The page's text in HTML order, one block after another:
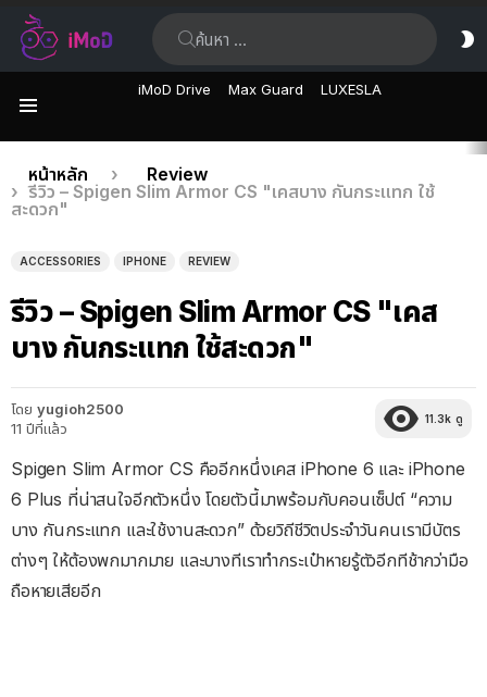
iMoD Drive Max Guard LUXESLA
เรื่อง
ล่าสุด
คุณอยู่ที่นี่:
หน้าหลัก
Review
รีวิว – Spigen Slim Armor CS "เคสบาง กันกระแทก ใช้
สะดวก"
ACCESSORIES IPHONE REVIEW
รีวิว – Spigen Slim Armor CS "เคส
บาง กันกระแทก ใช้สะดวก"
โดย yugioh2500
11 ปีที่แล้ว
11.3k ดู
Spigen Slim Armor CS คืออีกหนึ่งเคส iPhone 6 และ iPhone
6 Plus ที่น่าสนใจอีกตัวหนึ่ง โดยตัวนี้มาพร้อมกับคอนเซ็ปต์ “ความ
บาง กันกระแทก และใช้งานสะดวก” ด้วยวิถีชีวิตประจำวันคนเรามีบัตร
ต่างๆ ให้ต้องพกมากมาย และบางทีเราทำกระเป๋าหายรู้ตัวอีกทีช้ากว่ามือ
ถือหายเสียอีก